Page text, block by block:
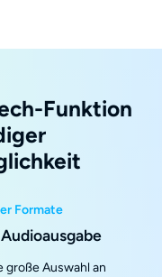
Funktion
Formate
große Auswahl an